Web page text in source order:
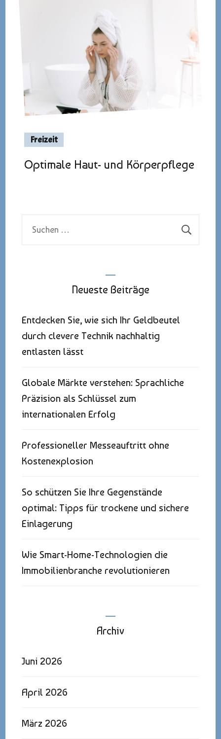
Freizeit
Optimale Haut- und Körperpflege
Suchen
nach:
Neueste Beiträge
Entdecken Sie, wie sich Ihr Geldbeutel
durch clevere Technik nachhaltig
entlasten lässt
Globale Märkte verstehen: Sprachliche
Präzision als Schlüssel zum
internationalen Erfolg
Professioneller Messeauftritt ohne
Kostenexplosion
So schützen Sie Ihre Gegenstände
optimal: Tipps für trockene und sichere
Einlagerung
Wie Smart-Home-Technologien die
Immobilienbranche revolutionieren
Archiv
Juni 2026
April 2026
März 2026